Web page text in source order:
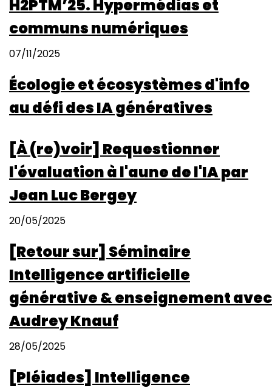
H2PTM’25. Hypermédias et
communs numériques
07/11/2025
Écologie et écosystèmes d'info
au défi des IA génératives
[À (re)voir] Requestionner
l'évaluation à l'aune de l'IA par
Jean Luc Bergey
20/05/2025
[Retour sur] Séminaire
Intelligence artificielle
générative & enseignement avec
Audrey Knauf
28/05/2025
[Pléiades] Intelligence